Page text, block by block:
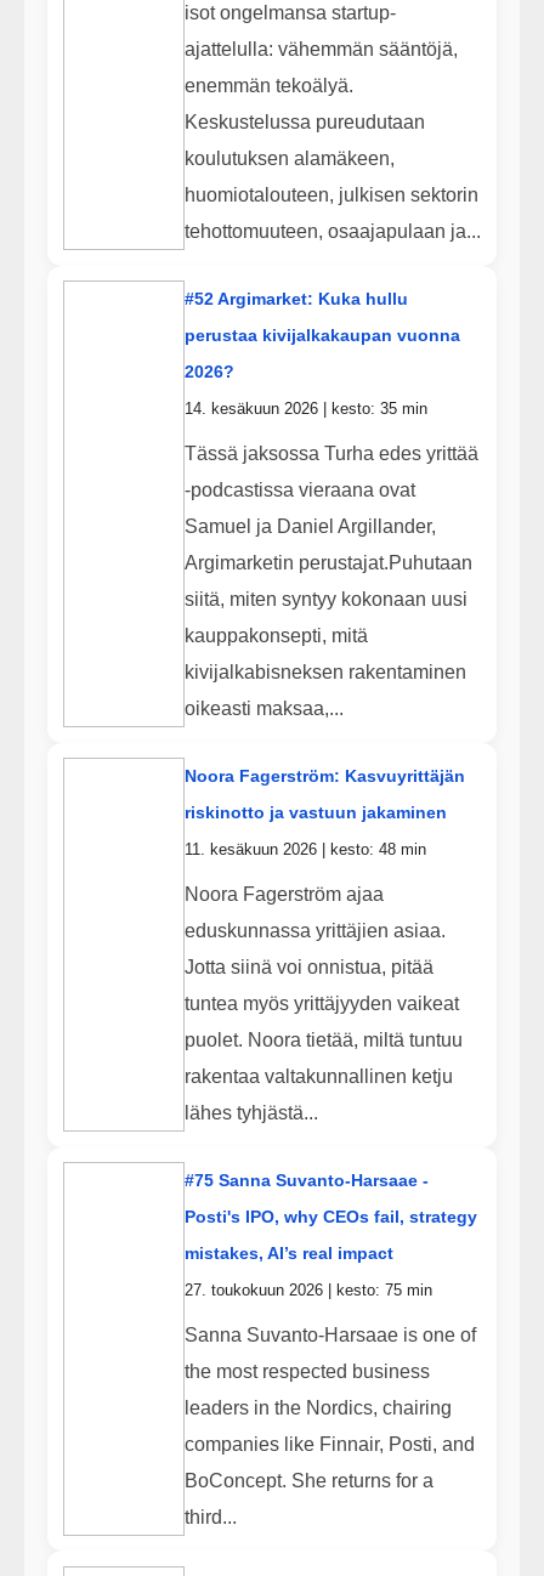
isot ongelmansa startup-
ajattelulla: vähemmän sääntöjä,
enemmän tekoälyä.
Keskustelussa pureudutaan
koulutuksen alamäkeen,
huomiotalouteen, julkisen sektorin
tehottomuuteen, osaajapulaan ja...
#52 Argimarket: Kuka hullu
perustaa kivijalkakaupan vuonna
2026?
14. kesäkuun 2026 | kesto: 35 min
Tässä jaksossa Turha edes yrittää
-podcastissa vieraana ovat
Samuel ja Daniel Argillander,
Argimarketin perustajat.Puhutaan
siitä, miten syntyy kokonaan uusi
kauppakonsepti, mitä
kivijalkabisneksen rakentaminen
oikeasti maksaa,...
Noora Fagerström: Kasvuyrittäjän
riskinotto ja vastuun jakaminen
11. kesäkuun 2026 | kesto: 48 min
Noora Fagerström ajaa
eduskunnassa yrittäjien asiaa.
Jotta siinä voi onnistua, pitää
tuntea myös yrittäjyyden vaikeat
puolet. Noora tietää, miltä tuntuu
rakentaa valtakunnallinen ketju
lähes tyhjästä...
#75 Sanna Suvanto-Harsaae -
Posti's IPO, why CEOs fail, strategy
mistakes, AI’s real impact
27. toukokuun 2026 | kesto: 75 min
Sanna Suvanto-Harsaae is one of
the most respected business
leaders in the Nordics, chairing
companies like Finnair, Posti, and
BoConcept. She returns for a
third...